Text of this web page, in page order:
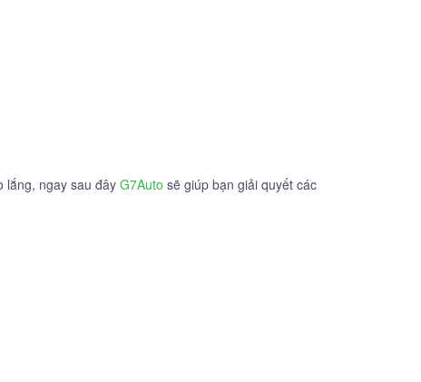
lắng, ngay sau đây G7Auto sẽ giúp bạn giải quyết các